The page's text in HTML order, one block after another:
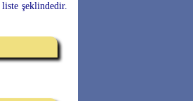
şeklindedir.